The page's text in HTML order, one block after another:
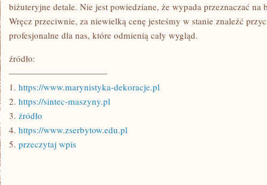
biżuteryjne detale. Nie jest powiedziane, że wypada przeznaczać na
Wręcz przeciwnie, za niewielką cenę jesteśmy w stanie znaleźć
profesjonalne dla nas, które odmienią cały wygląd.
źródło:
———————————
1. https://www.marynistyka-dekoracje.pl
2. https://sintec-maszyny.pl
3. źródło
4. https://www.zserbytow.edu.pl
5. przeczytaj wpis